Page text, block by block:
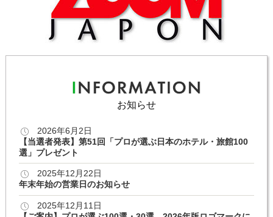
お知らせ
2026年6月2日
【当選者発表】第51回「プロが選ぶ日本のホテル・旅館100
選」プレゼント
2025年12月22日
年末年始の営業日のお知らせ
2025年12月11日